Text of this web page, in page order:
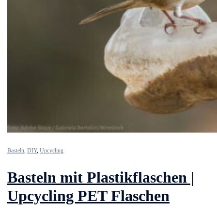
Basteln, DIY, Upcycling
Basteln mit Plastikflaschen |
Upcycling PET Flaschen